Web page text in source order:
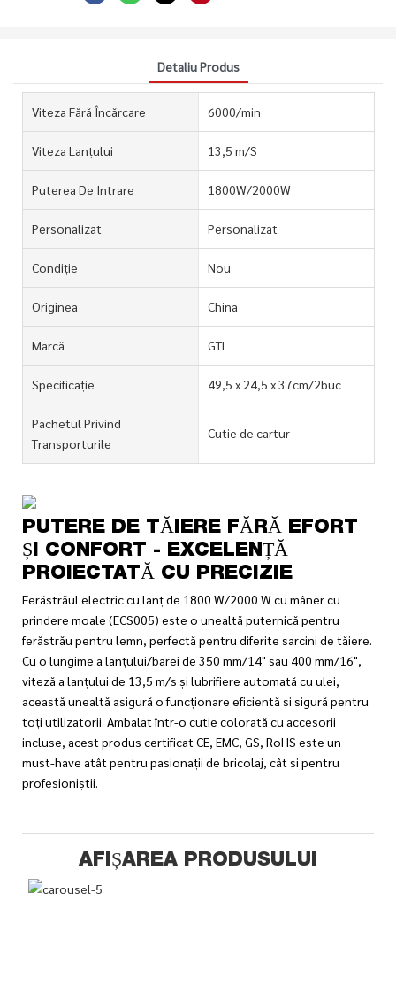
Detaliu Produs
Viteza Fără Încărcare 6000/min
Viteza Lanțului 13,5 m/S
Puterea De Intrare 1800W/2000W
Personalizat Personalizat
Condiție Nou
Originea China
Marcă GTL
Specificație 49,5 x 24,5 x 37cm/2buc
Pachetul Privind
Transporturile
Cutie de cartur
PUTERE DE TĂIERE FĂRĂ EFORT
ȘI CONFORT - EXCELENȚĂ
PROIECTATĂ CU PRECIZIE
Ferăstrăul electric cu lanț de 1800 W/2000 W cu mâner cu
prindere moale (ECS005) este o unealtă puternică pentru
ferăstrău pentru lemn, perfectă pentru diferite sarcini de tăiere.
Cu o lungime a lanțului/barei de 350 mm/14" sau 400 mm/16",
viteză a lanțului de 13,5 m/s și lubrifiere automată cu ulei,
această unealtă asigură o funcționare eficientă și sigură pentru
toți utilizatorii. Ambalat într-o cutie colorată cu accesorii
incluse, acest produs certificat CE, EMC, GS, RoHS este un
must-have atât pentru pasionații de bricolaj, cât și pentru
profesioniștii.
AFIȘAREA PRODUSULUI